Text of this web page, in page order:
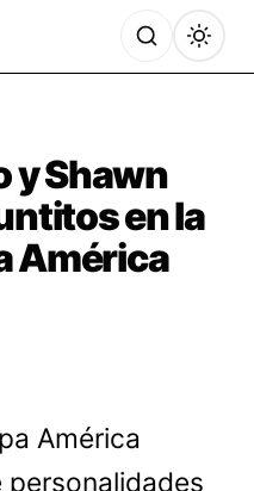
y Shawn
en la
América
América
personalidades